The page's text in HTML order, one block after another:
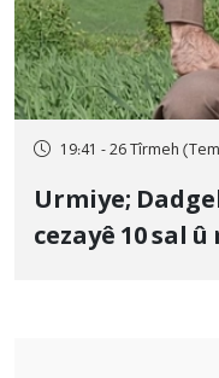
19:41 - 26 Tîrmeh
Urmiye;
cezayê 10 sal